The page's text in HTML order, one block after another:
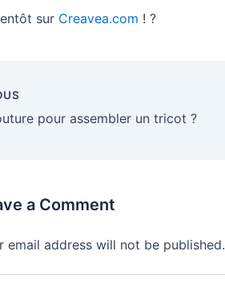
sur Creavea.com ! ?
pour assembler un tricot ?
a Comment
email address will not be published.